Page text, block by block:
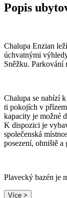
Popis
Chalupa Enzian
úchvatnými
Sněžku. Parkování
Chalupa se nabízí
ti pokojích v
kapacity je možné
K dispozici je
společenská
posezení, ohniště a
Plavecký bazén je
Více >